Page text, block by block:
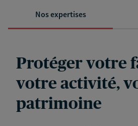
Nos expertises
Protéger votre
votre activité,
patrimoine